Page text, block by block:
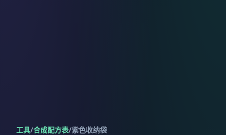
工具/合成配方表/紫色收纳袋